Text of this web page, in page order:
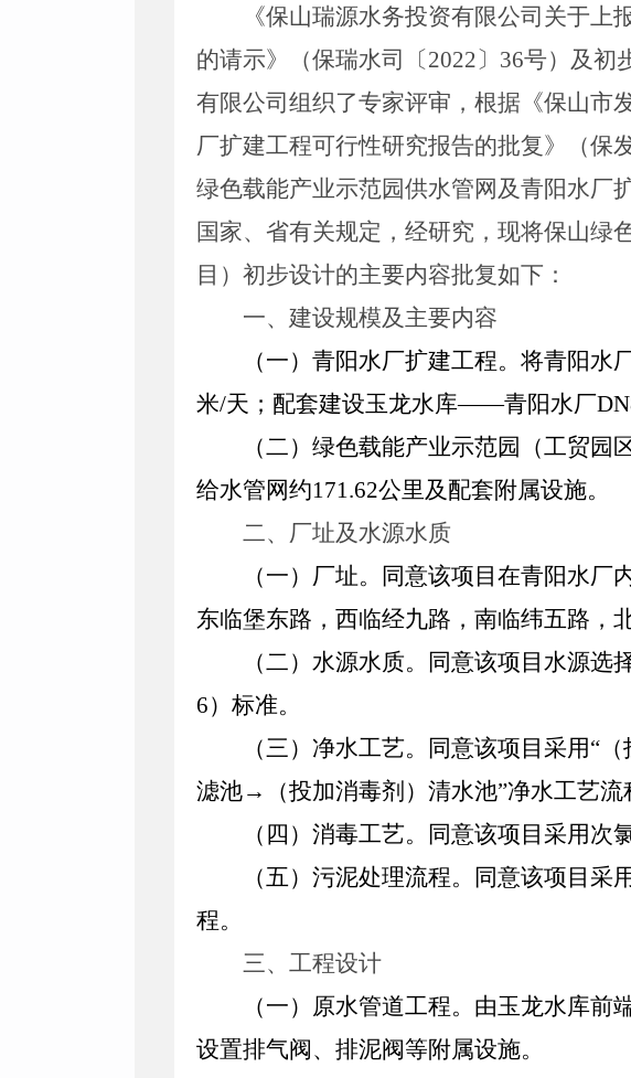
《保山瑞源水务投资有限公司关于
的请示》（保瑞水司〔2022〕 36号）及初
有限公司组织了专家评审 ，根据 《保山
厂扩建工程可行性研究报告的批复》（保
绿色载能产业示范园供水管网及青阳水厂
国家、省有关规定，经研究，现将保山绿
目）初步设计的主要内容批复如下：
一、建设规模及主要内容
（一）青阳水厂扩建工程。将青阳水
米/天；配套建设玉龙水库——青阳水厂
（二）绿色载能产业示范园（工贸园
给水管网约171.62公里及配套附属设施。
二、 厂址及水源水质
（一）厂址。 同意该项目在青阳水厂
东临堡东路，西临经九路，南临纬五路，
（二）水源水质。 同意该项目水源选
6）标准。
（三）净水工艺。
同意该项目采用“
滤池→（投加消毒剂）清水池”净水工艺流
（四）消毒工艺。 同意该项目 采用次
（五）污泥处理流程。 同意该项目 采
程。
三、工程设计
（一）原水管道工程。 由玉龙水库前
设置排气阀、排泥阀等附属设施。